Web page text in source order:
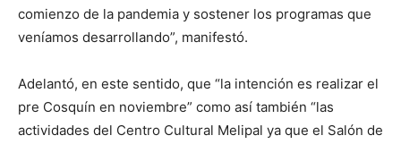
comienzo de la pandemia y sostener los programas que
veníamos desarrollando”, manifestó.
Adelantó, en este sentido, que “la intención es realizar el
pre Cosquín en noviembre” como así también “las
actividades del Centro Cultural Melipal ya que el Salón de